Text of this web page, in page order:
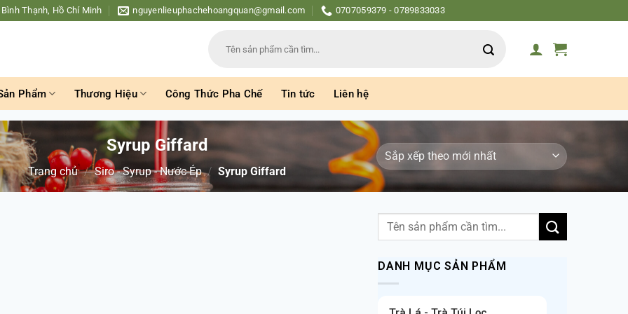
Thạnh, Hồ Chí Minh nguyenlieuphachehoangquan@gmail.com 0707059379 - 0789833033
kiếm:
Phẩm Thương Hiệu Công Thức Pha Chế Tin tức Liên hệ
Syrup Giffard
Trang chủ / Siro - Syrup - Nước Ép / Syrup Giffard
Tìm
DANH MỤC SẢN PHẨM